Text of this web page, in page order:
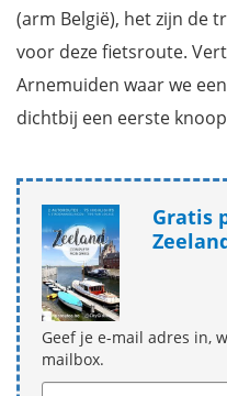
(arm België), het zijn de
voor deze fietsroute.
Arnemuiden waar we
dichtbij een eerste
Gratis
Geef je e-mail adres in,
mailbox.